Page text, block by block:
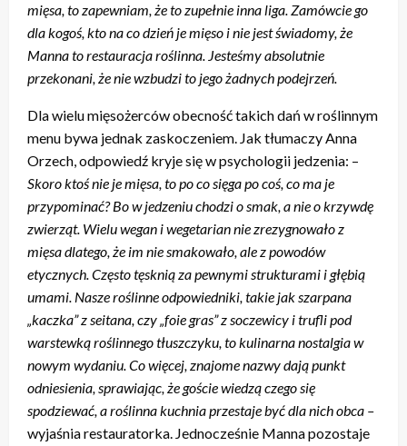
mięsa, to zapewniam, że to zupełnie inna liga. Zamówcie go
dla kogoś, kto na co dzień je mięso i nie jest świadomy, że
Manna to restauracja roślinna. Jesteśmy absolutnie
przekonani, że nie wzbudzi to jego żadnych podejrzeń.
Dla wielu mięsożerców obecność takich dań w roślinnym
menu bywa jednak zaskoczeniem. Jak tłumaczy Anna
Orzech, odpowiedź kryje się w psychologii jedzenia: –
Skoro ktoś nie je mięsa, to po co sięga po coś, co ma je
przypominać? Bo w jedzeniu chodzi o smak, a nie o krzywdę
zwierząt. Wielu wegan i wegetarian nie zrezygnowało z
mięsa dlatego, że im nie smakowało, ale z powodów
etycznych. Często tęsknią za pewnymi strukturami i głębią
umami. Nasze roślinne odpowiedniki, takie jak szarpana
„kaczka” z seitana, czy „foie gras” z soczewicy i trufli pod
warstewką roślinnego tłuszczyku, to kulinarna nostalgia w
nowym wydaniu. Co więcej, znajome nazwy dają punkt
odniesienia, sprawiając, że gościewiedzą czego się
spodziewać, a roślinna kuchnia przestaje być dla nich obca –
wyjaśnia restauratorka. Jednocześnie Manna pozostaje